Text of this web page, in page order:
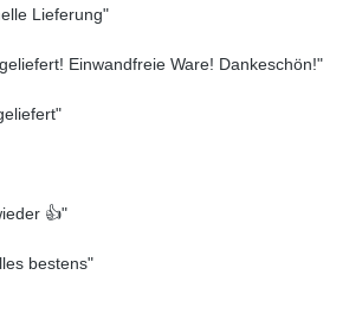
Lieferung"
Einwandfreie Ware! Dankeschön!"
👍"
bestens"